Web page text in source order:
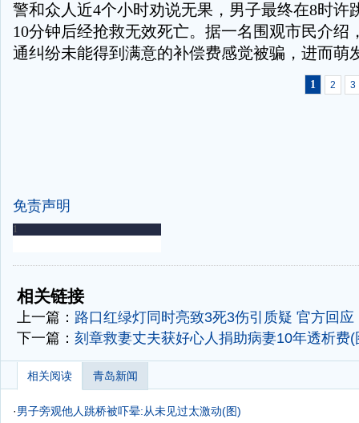
警和众人近4个小时劝说无果，男子最终在8时许
10分钟后经抢救无效死亡。据一名围观市民介绍
通纠纷未能得到满意的补偿费感觉被骗，进而萌
1 2 3
免责声明
-
相关链接
上一篇： 路口红绿灯同时亮致3死3伤引质疑 官方回应
下一篇： 刻章救妻丈夫获好心人捐助病妻10年透析费(
相关阅读 青岛新闻
·男子旁观他人跳桥被吓晕:从未见过太激动(图)